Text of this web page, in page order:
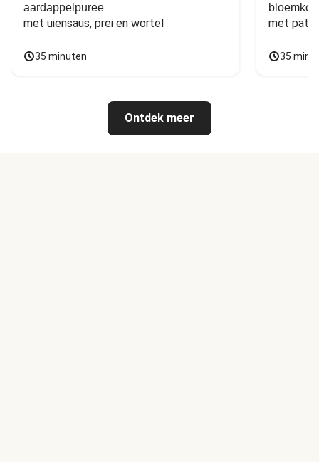
aardappelpuree
met uiensaus, prei en wortel
35 minuten
met
35
Ontdek meer